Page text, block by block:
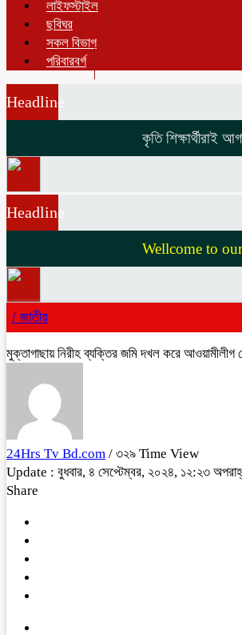
লাইফস্টাইল
ছবিঘর
সকল বিভাগ
পরিবারবর্গ
Headline
কৃতি শিক্ষার্থীরাই
Headline
Wellcome to our
/ জাতীয়
মুক্তাগাছায় নিরীহ ব্যক্তির জমি দখল করে আওয়ামীলীগ
24Hrs Tv Bd.com / ৩২৯ Time View
Update : বুধবার, ৪ সেপ্টেম্বর, ২০২৪, ১২:২৩
Share